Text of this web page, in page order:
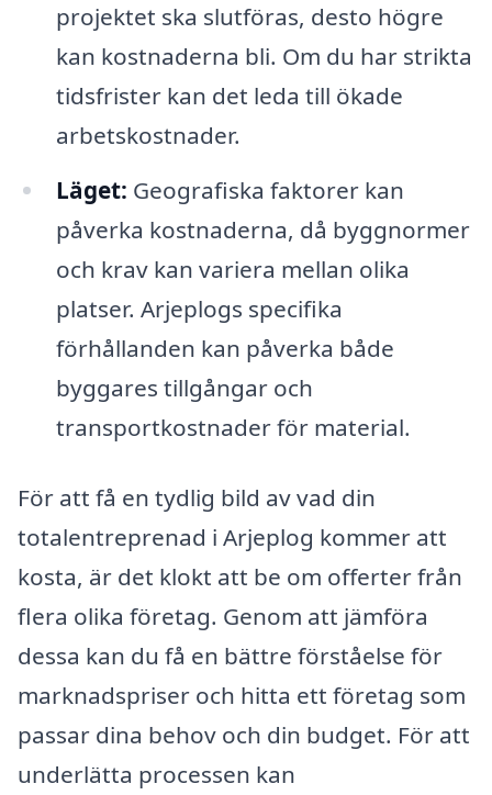
projektet ska slutföras, desto högre
kan kostnaderna bli. Om du har strikta
tidsfrister kan det leda till ökade
arbetskostnader.
Läget: Geografiska faktorer kan
påverka kostnaderna, då byggnormer
och krav kan variera mellan olika
platser. Arjeplogs specifika
förhållanden kan påverka både
byggares tillgångar och
transportkostnader för material.
För att få en tydlig bild av vad din
totalentreprenad i Arjeplog kommer att
kosta, är det klokt att be om offerter från
flera olika företag. Genom att jämföra
dessa kan du få en bättre förståelse för
marknadspriser och hitta ett företag som
passar dina behov och din budget. För att
underlätta processen kan